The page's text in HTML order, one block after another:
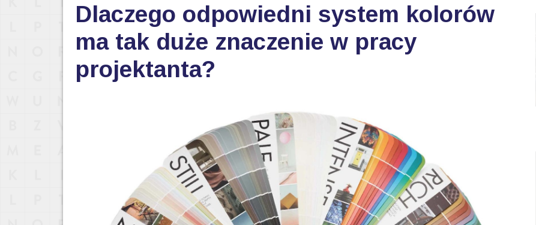
Dlaczego odpowiedni system kolorów
ma tak duże znaczenie w pracy
projektanta?